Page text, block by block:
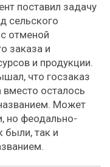
поставил задачу
сельского
отменой
заказа и
и продукции.
что госзаказ
осталось
Может
но феодально-
были, так и